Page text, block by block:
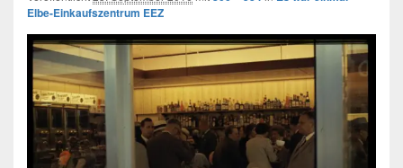
Elbe-Einkaufszentrum EEZ